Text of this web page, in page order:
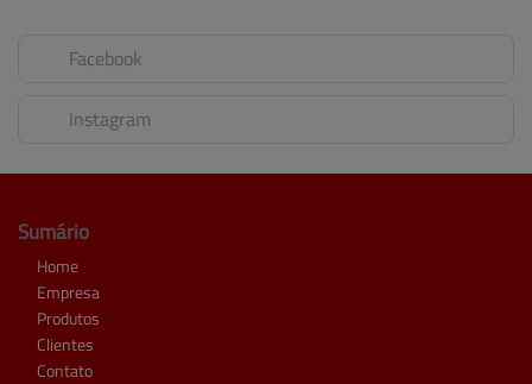
Facebook
Instagram
Sumário
Home
Empresa
Produtos
Clientes
Contato